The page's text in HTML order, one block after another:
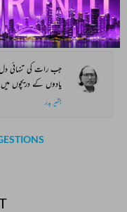
جب میری کہانی میں
مینا کماری ناز
جب رات کی تنہائی
یادوں کے دریچوں
بشیر بدر